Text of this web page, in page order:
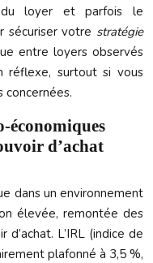
du loyer et parfois le
sécuriser votre stratégie
entre loyers observés
réflexe, surtout si vous
concernées.
économiques
d’achat
dans un environnement
élevée, remontée des
L’IRL (indice de
plafonné à 3,5 %,